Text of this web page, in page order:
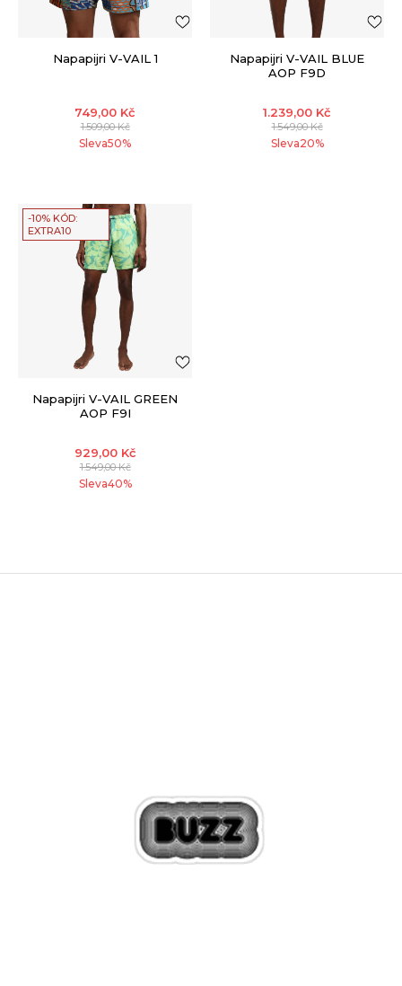
Napapijri V-VAIL 1
749,00 Kč
1.509,00Kč
Sleva50%
Napapijri V-VAIL BLUE
AOP F9D
1.239,00 Kč
1.549,00Kč
Sleva20%
-10% KÓD:
EXTRA10
Napapijri V-VAIL GREEN
AOP F9I
929,00 Kč
1.549,00Kč
Sleva40%